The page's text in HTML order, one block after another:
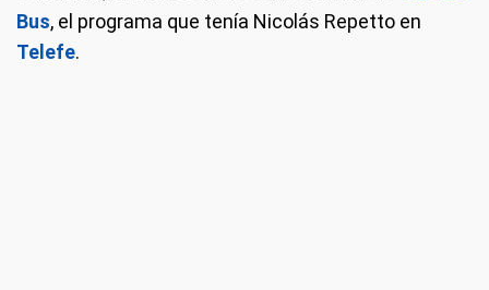
Bus, el programa que tenía Nicolás Repetto en
Telefe.